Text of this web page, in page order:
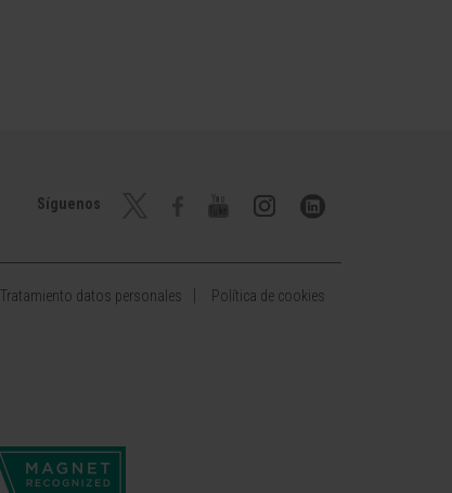
Síguenos
Tratamiento datos personales Política de cookies